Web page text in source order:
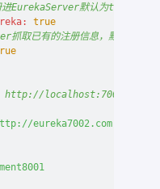
进EurekaServer默认为true。
true
抓取已有的注册信息，默认为
http://localhost:7001/
eureka7002.com:7002/